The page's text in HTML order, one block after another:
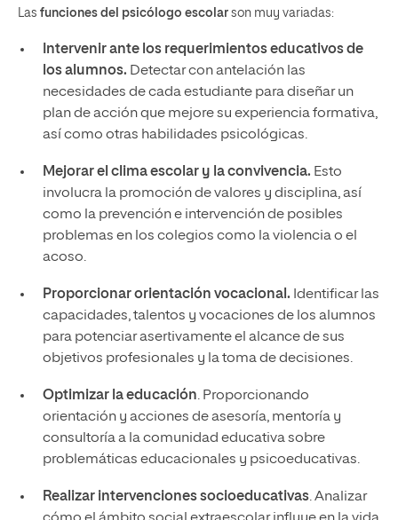
Las funciones del psicólogo escolar son muy variadas:
Intervenir ante los requerimientos educativos de
los alumnos. Detectar con antelación las
necesidades de cada estudiante para diseñar un
plan de acción que mejore su experiencia formativa,
así como otras habilidades psicológicas.
Mejorar el clima escolar y la convivencia. Esto
involucra la promoción de valores y disciplina, así
como la prevención e intervención de posibles
problemas en los colegios como la violencia o el
acoso.
Proporcionar orientación vocacional. Identificar las
capacidades, talentos y vocaciones de los alumnos
para potenciar asertivamente el alcance de sus
objetivos profesionales y la toma de decisiones.
Optimizar la educación. Proporcionando
orientación y acciones de asesoría, mentoría y
consultoría a la comunidad educativa sobre
problemáticas educacionales y psicoeducativas.
Realizar intervenciones socioeducativas. Analizar